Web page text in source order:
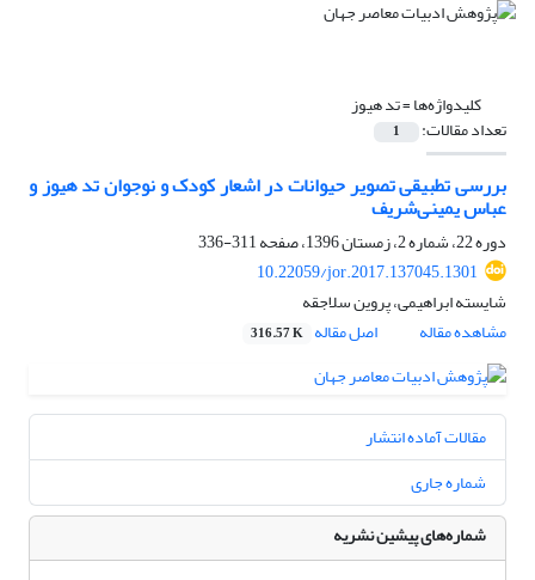
کلیدواژه‌ها =تد هیوز
تعداد مقالات: 1
بررسی تطبیقی تصویر حیوانات در اشعار کودک و نوجوان تد هیوز و
عباس یمینی‌شریف
دوره 22، شماره 2، زمستان 1396، صفحه
311-336
10.22059/jor.2017.137045.1301
شایسته ابراهیمی، پروین سلاجقه
مشاهده مقاله
اصل مقاله 316.57 K
مقالات آماده انتشار
شماره جاری
شماره‌های پیشین نشریه